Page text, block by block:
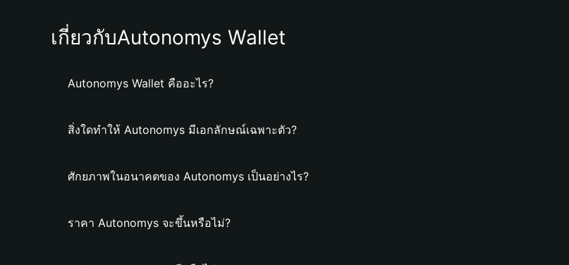
เกี่ยวกับAutonomys Wallet
Autonomys Wallet คืออะไร?
สิ่งใดทำให้ Autonomys มีเอกลักษณ์เฉพาะตัว?
ศักยภาพในอนาคตของ Autonomys เป็นอย่างไร?
ราคา Autonomys จะขึ้นหรือไม่?